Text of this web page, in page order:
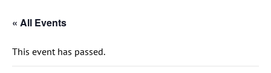
« All Events
This event has passed.